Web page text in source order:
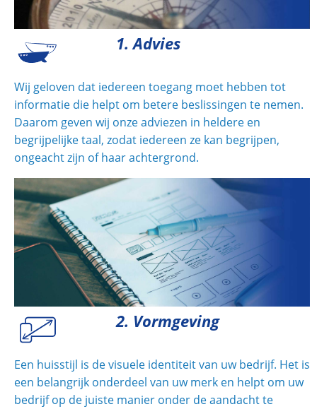
1. Advies
Wij geloven dat iedereen toegang moet hebben tot
informatie die helpt om betere beslissingen te nemen.
Daarom geven wij onze adviezen in heldere en
begrijpelijke taal, zodat iedereen ze kan begrijpen,
ongeacht zijn of haar achtergrond.
2. Vormgeving
Een huisstijl is de visuele identiteit van uw bedrijf. Het is
een belangrijk onderdeel van uw merk en helpt om uw
bedrijf op de juiste manier onder de aandacht te